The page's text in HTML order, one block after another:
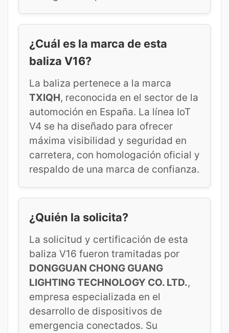
¿Cuál es la marca de esta
baliza V16?
La baliza pertenece a la marca
TXIQH, reconocida en el sector de la
automoción en España. La línea IoT
V4 se ha diseñado para ofrecer
máxima visibilidad y seguridad en
carretera, con homologación oficial y
respaldo de una marca de confianza.
¿Quién la solicita?
La solicitud y certificación de esta
baliza V16 fueron tramitadas por
DONGGUAN CHONG GUANG
LIGHTING TECHNOLOGY CO. LTD.,
empresa especializada en el
desarrollo de dispositivos de
emergencia conectados. Su